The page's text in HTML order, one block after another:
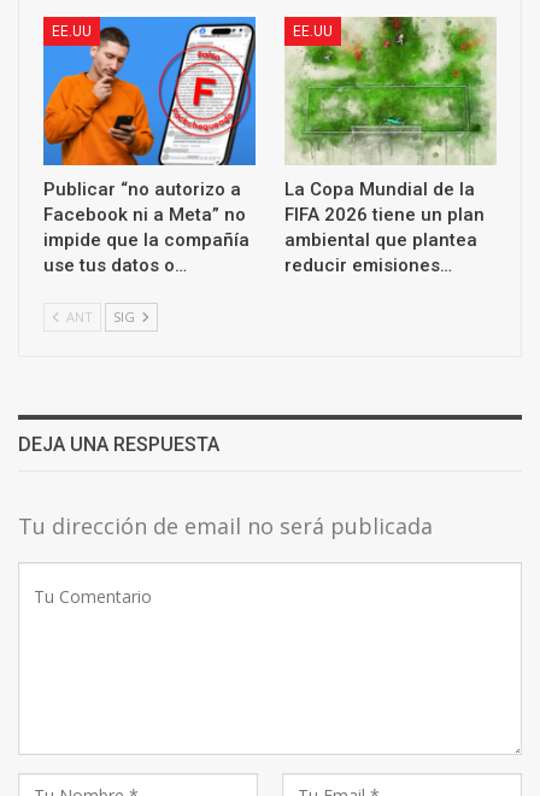
EE.UU
Publicar “no autorizo a
Facebook ni a Meta” no
impide que la compañía
use tus datos o…
EE.UU
La Copa Mundial de la
FIFA 2026 tiene un plan
ambiental que plantea
reducir emisiones…
ANT SIG
DEJA UNA RESPUESTA
Tu dirección de email no será publicada